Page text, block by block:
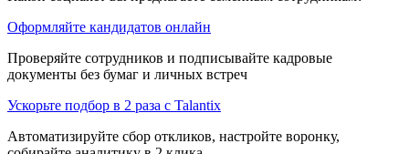
Оформляйте кандидатов онлайн
Проверяйте сотрудников и подписывайте кадровые
документы без бумаг и личных встреч
Ускорьте подбор в 2 раза с Talantix
Автоматизируйте сбор откликов, настройте воронку,